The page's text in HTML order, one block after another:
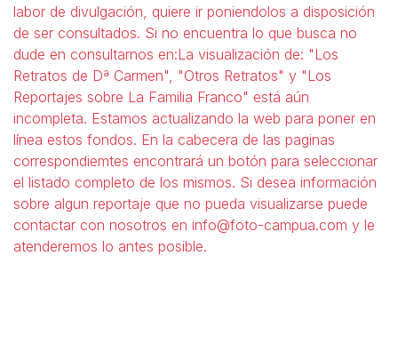
labor de divulgación, quiere ir poniendolos a disposición
de ser consultados. Si no encuentra lo que busca no
dude en consultarnos en:La visualización de: "Los
Retratos de Dª Carmen", "Otros Retratos" y "Los
Reportajes sobre La Familia Franco" está aún
incompleta. Estamos actualizando la web para poner en
línea estos fondos. En la cabecera de las paginas
correspondiemtes encontrará un botón para seleccionar
el listado completo de los mismos. Si desea información
sobre algun reportaje que no pueda visualizarse puede
contactar con nosotros en info@foto-campua.com y le
atenderemos lo antes posible.